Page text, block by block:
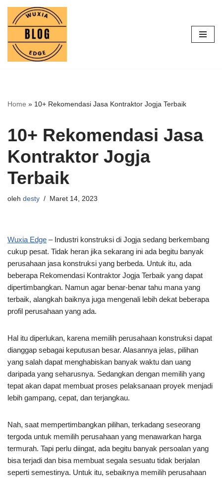
Lompat
konten
Home » 10+ Rekomendasi Jasa Kontraktor Jogja Terbaik
10+ Rekomendasi Jasa
Kontraktor Jogja
Terbaik
oleh desty Maret 14, 2023
Wuxia Edge – Industri konstruksi di Jogja sedang berkembang
cukup pesat. Tidak heran jika sekarang ini ada begitu banyak
perusahaan jasa konstruksi yang berbeda. Untuk itu, ada
beberapa Rekomendasi Kontraktor Jogja Terbaik yang dapat
dipertimbangkan. Namun agar benar-benar tahu mana yang
terbaik, alangkah baiknya juga mengenali lebih dekat beberapa
profil perusahaan yang ada.
Hal itu diperlukan, karena memilih perusahaan konstruksi dapat
dianggap sebagai keputusan besar. Alasannya jelas, pilihan
yang salah dapat menghabiskan banyak waktu dan uang
daripada yang seharusnya. Sedangkan dengan memilih yang
tepat akan dapat membuat proses pelaksanaan proyek menjadi
lebih gampang, cepat, dan terjangkau.
Nah, saat mempertimbangkan pilihan, terkadang seseorang
tergoda untuk memilih perusahaan yang menawarkan harga
termurah. Tapi perlu diingat, ada begitu banyak persoalan yang
bisa terjadi dan bisa membuat segala sesuatu tidak berjalan
seperti semestinya. Untuk itu, sebaiknya memilih perusahaan